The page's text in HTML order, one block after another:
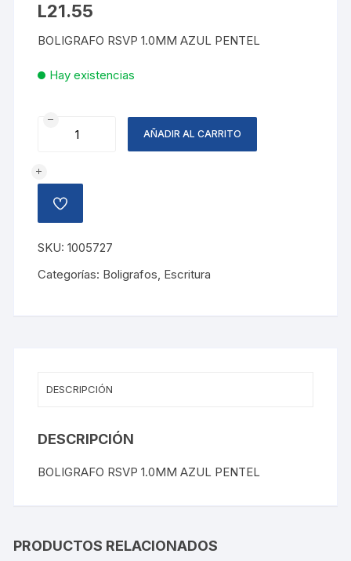
L21.55
BOLIGRAFO RSVP 1.0MM AZUL PENTEL
Hay existencias
BOLIGRAFO
cantidad
AÑADIR AL CARRITO
AÑADIR
A
LISTA
DE
DESEOS
SKU:1005727
Categorías: Boligrafos, Escritura
DESCRIPCIÓN
DESCRIPCIÓN
BOLIGRAFO RSVP 1.0MM AZUL PENTEL
PRODUCTOS RELACIONADOS